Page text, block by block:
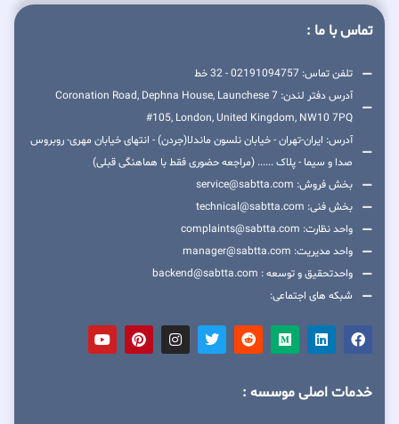
تماس با ما :
تلفن تماس: 02191094757 - 32 خط
آدرس دفتر لندن: 7 Coronation Road, Dephna House, Launchese
#105, London, United Kingdom, NW10 7PQ
آدرس: ایران-تهران - خیابان نلسون ماندلا(جردن) - انتهای خیابان مهری- روبروس
صدا و سیما - پلاک ...... (مراجعه حضوری فقط با هماهنگی قبلی)
بخش فروش: service@sabtta.com
بخش فنی: technical@sabtta.com
واحد نظارت: complaints@sabtta.com
واحد مدیریت: manager@sabtta.com
واحدتحقیق و توسعه : backend@sabtta.com
شبکه های اجتماعی:
خدمات اصلی موسسه :